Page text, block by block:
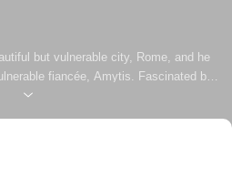
but vulnerable city, Rome, and he
fiancée, Amytis. Fascinated by
who is about to attack Rome,